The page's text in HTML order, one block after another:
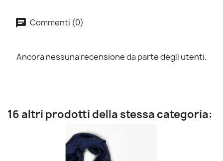
Commenti (0)
Ancora nessuna recensione da parte degli utenti.
16 altri prodotti della stessa categoria: